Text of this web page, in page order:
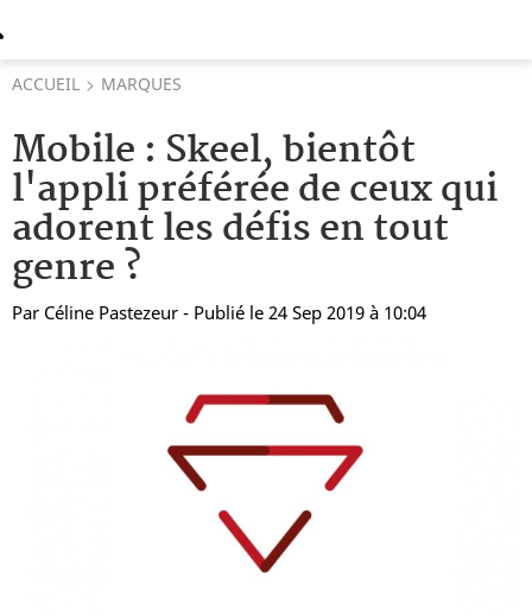
ACCUEIL MARQUES
Mobile : Skeel, bientôt
l'appli préférée de ceux qui
adorent les défis en tout
genre ?
Par Céline Pastezeur - Publié le 24 Sep 2019 à 10:04